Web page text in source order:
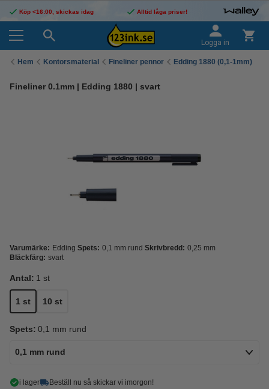
Köp <16:00, skickas idag Alltid låga priser!
Logga in
Hem Kontorsmaterial Fineliner pennor Edding 1880 (0,1-1mm)
Fineliner 0.1mm | Edding 1880 | svart
Varumärke: Edding Spets: 0,1 mm rund Skrivbredd: 0,25 mm
Bläckfärg: svart
Antal: 1 st
1 st 10 st
Spets: 0,1 mm rund
0,1 mm rund
i lager Beställ nu så skickar vi imorgon!